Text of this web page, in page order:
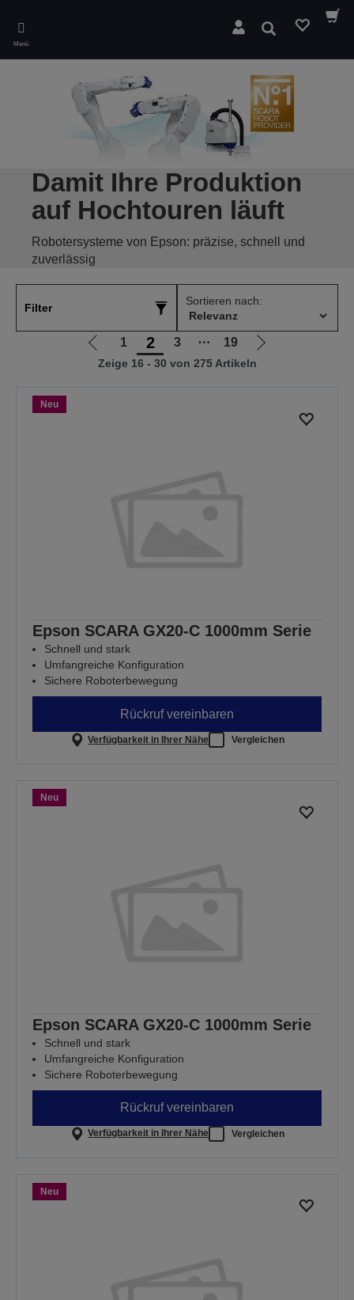
main
content
Menü
Suchen
Damit Ihre Produktion
auf Hochtouren läuft
Robotersysteme von Epson: präzise, schnell und
zuverlässig
Filter
Sortieren nach:
Zur
vorherigen
1 2 3 ⋯ 19
Zur
Zeige 16 - 30 von 275 Artikeln
Neu
Epson SCARA GX20-C 1000mm Serie
Schnell und stark
Umfangreiche Konfiguration
Sichere Roboterbewegung
Rückruf vereinbaren
Verfügbarkeit in Ihrer Nähe Vergleichen
Neu
Epson SCARA GX20-C 1000mm Serie
Schnell und stark
Umfangreiche Konfiguration
Sichere Roboterbewegung
Rückruf vereinbaren
Verfügbarkeit in Ihrer Nähe Vergleichen
Neu